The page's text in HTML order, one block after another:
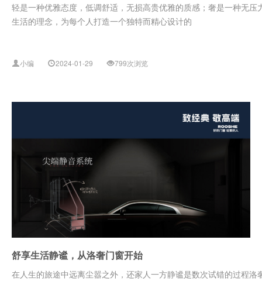
轻是一种优雅态度，低调舒适，无损高贵优雅的质感；奢是一种无
生活的理念，为每个人打造一个独特而精心设计的
小编 2024-01-29 799次浏览
舒享生活静谧，从洛奢门窗开始
在人生的旅途中远离尘嚣之外，还家人一方静谧是数次试错的过程